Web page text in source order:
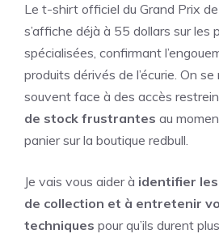
Le t-shirt officiel du Grand Prix
s’affiche déjà à 55 dollars sur les
spécialisées, confirmant
produits dérivés de l’écurie. On
souvent face à des accès
de stock frustrantes au
panier sur la boutique redbull.
Je vais vous aider à identifier
de collection et à entretenir
techniques pour qu’ils durent